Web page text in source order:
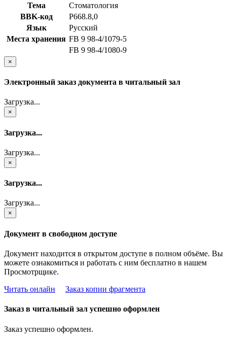
Тема
Стоматология
BBK-код
Р668.8,0
Язык
Русский
Места хранения FB 9 98-4/1079-5
FB 9 98-4/1080-9
×
Электронный заказ документа в читальный зал
Загрузка...
×
Загрузка...
Загрузка...
×
Загрузка...
Загрузка...
×
Документ в свободном доступе
Документ находится в открытом доступе в полном объёме. Вы
можете ознакомиться и работать с ним бесплатно в нашем
Просмотрщике.
Читать онлайн
Заказ копии фрагмента
Заказ в читальный зал успешно оформлен
Заказ успешно оформлен.